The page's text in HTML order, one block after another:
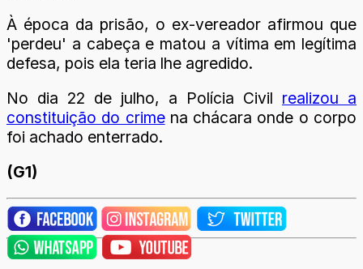
À época da prisão, o ex-vereador afirmou que
'perdeu' a cabeça e matou a vítima em legítima
defesa, pois ela teria lhe agredido.
No dia 22 de julho, a Polícia Civil realizou a
constituição do crimena chácara onde o corpo
foi achado enterrado.
(G1)